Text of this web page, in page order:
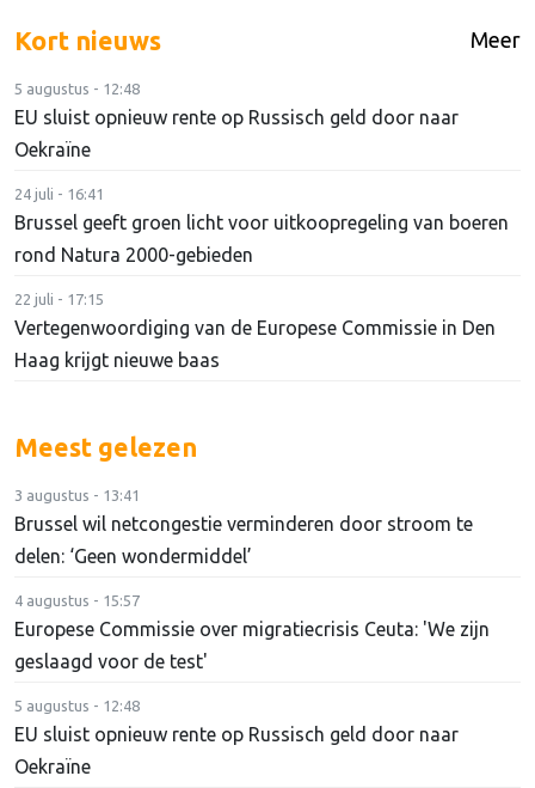
Kort nieuws Meer
5 augustus - 12:48
EU sluist opnieuw rente op Russisch geld door naar
Oekraïne
24 juli - 16:41
Brussel geeft groen licht voor uitkoopregeling van boeren
rond Natura 2000-gebieden
22 juli - 17:15
Vertegenwoordiging van de Europese Commissie in Den
Haag krijgt nieuwe baas
Meest gelezen
3 augustus - 13:41
Brussel wil netcongestie verminderen door stroom te
delen: ‘Geen wondermiddel’
4 augustus - 15:57
Europese Commissie over migratiecrisis Ceuta: 'We zijn
geslaagd voor de test'
5 augustus - 12:48
EU sluist opnieuw rente op Russisch geld door naar
Oekraïne